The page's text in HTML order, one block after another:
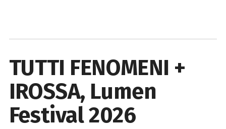
TUTTI FENOMENI +
IROSSA, Lumen
Festival 2026